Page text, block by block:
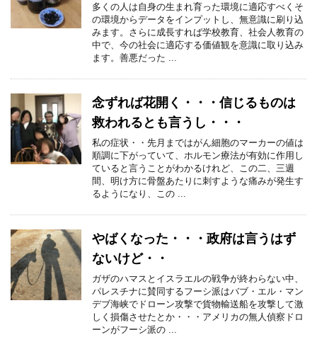
多くの人は自身の生まれ育った環境に適応すべくそ
の環境からデータをインプットし、無意識に刷り込
みます。さらに成長すれば学校教育、社会人教育の
中で、今の社会に適応する価値観を意識に取り込み
ます。善悪だった ...
念ずれば花開く・・・信じるものは
救われるとも言うし・・・
私の症状・・先月まではがん細胞のマーカーの値は
順調に下がっていて、ホルモン療法が有効に作用し
ていると言うことがわかるけれど、この二、三週
間、明け方に骨盤あたりに刺すような痛みが発生す
るようになり、この ...
やばくなった・・・政府は言うはず
ないけど・・
ガザのハマスとイスラエルの戦争が終わらない中、
パレスチナに賛同するフーシ派はバブ・エル・マン
デブ海峡でドローン攻撃で貨物輸送船を攻撃して激
しく損傷させたとか・・・アメリカの無人偵察ドロ
ーンがフーシ派の ...